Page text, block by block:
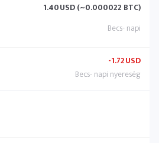
1.40USD (~0.000022 BTC)
-1.72USD